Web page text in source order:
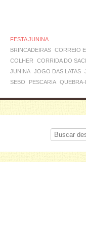
FESTA JUNINA
BRINCADEIRAS CORREIO
COLHER
CORRIDA DO
JUNINA JOGO DAS LATAS
SEBO
PESCARIA
Procurar